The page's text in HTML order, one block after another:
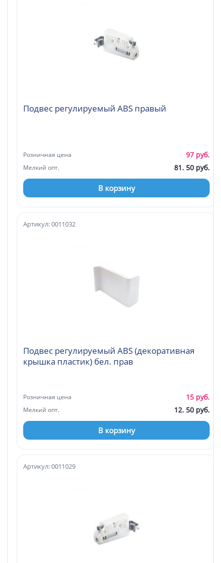
Подвес регулируемый ABS правый
Розничная цена 97 руб.
Мелкий опт. 81. 50 руб.
В корзину
Подвес регулируемый ABS (декоративная
крышка пластик) бел. прав
Артикул: 0011032
Розничная цена 15 руб.
Мелкий опт. 12. 50 руб.
В корзину
Артикул: 0011029